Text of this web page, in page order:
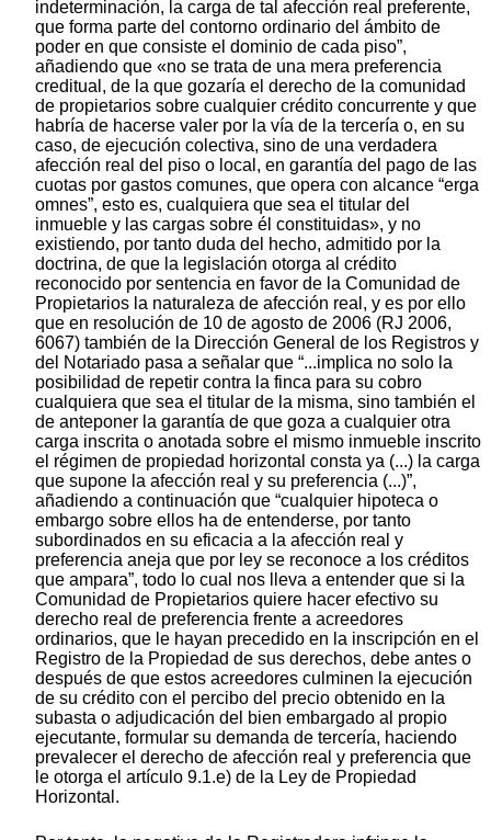
indeterminación, la carga de tal afección real preferente,
que forma parte del contorno ordinario del ámbito de
poder en que consiste el dominio de cada piso”,
añadiendo que «no se trata de una mera preferencia
creditual, de la que gozaría el derecho de la comunidad
de propietarios sobre cualquier crédito concurrente y que
habría de hacerse valer por la vía de la tercería o, en su
caso, de ejecución colectiva, sino de una verdadera
afección real del piso o local, en garantía del pago de las
cuotas por gastos comunes, que opera con alcance “erga
omnes”, esto es, cualquiera que sea el titular del
inmueble y las cargas sobre él constituidas», y no
existiendo, por tanto duda del hecho, admitido por la
doctrina, de que la legislación otorga al crédito
reconocido por sentencia en favor de la Comunidad de
Propietarios la naturaleza de afección real, y es por ello
que en resolución de 10 de agosto de 2006 (RJ 2006,
6067) también de la Dirección General de los Registros y
del Notariado pasa a señalar que “...implica no solo la
posibilidad de repetir contra la finca para su cobro
cualquiera que sea el titular de la misma, sino también el
de anteponer la garantía de que goza a cualquier otra
carga inscrita o anotada sobre el mismo inmueble inscrito
el régimen de propiedad horizontal consta ya (...) la carga
que supone la afección real y su preferencia (...)”,
añadiendo a continuación que “cualquier hipoteca o
embargo sobre ellos ha de entenderse, por tanto
subordinados en su eficacia a la afección real y
preferencia aneja que por ley se reconoce a los créditos
que ampara”, todo lo cual nos lleva a entender que si la
Comunidad de Propietarios quiere hacer efectivo su
derecho real de preferencia frente a acreedores
ordinarios, que le hayan precedido en la inscripción en el
Registro de la Propiedad de sus derechos, debe antes o
después de que estos acreedores culminen la ejecución
de su crédito con el percibo del precio obtenido en la
subasta o adjudicación del bien embargado al propio
ejecutante, formular su demanda de tercería, haciendo
prevalecer el derecho de afección real y preferencia que
le otorga el artículo 9.1.e) de la Ley de Propiedad
Horizontal.